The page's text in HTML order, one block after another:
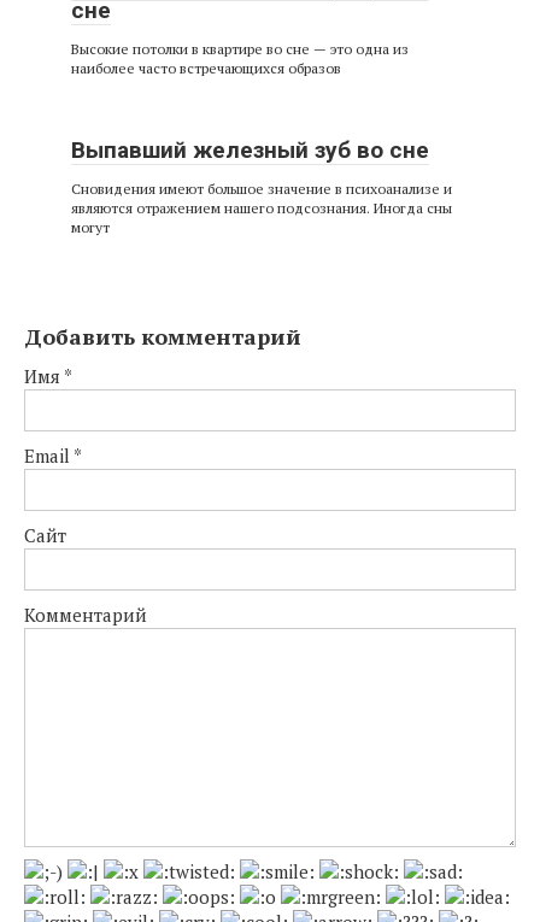
сне
Высокие потолки в квартире во сне — это одна из
наиболее часто встречающихся образов
Выпавший железный зуб во сне
Сновидения имеют большое значение в психоанализе и
являются отражением нашего подсознания. Иногда сны
могут
Добавить комментарий
Имя *
Email *
Сайт
Комментарий